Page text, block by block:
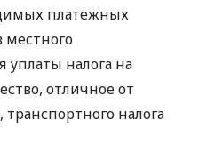
платежных
местного
уплаты налога на
отличное от
транспортного налога